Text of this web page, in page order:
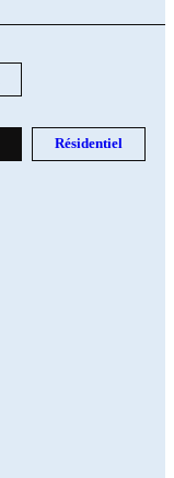
Résidentiel